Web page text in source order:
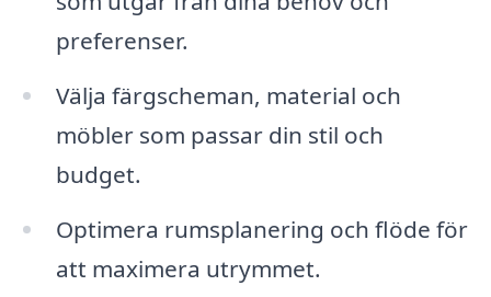
preferenser.
Välja färgscheman, material och
möbler som passar din stil och
budget.
Optimera rumsplanering och flöde för
att maximera utrymmet.